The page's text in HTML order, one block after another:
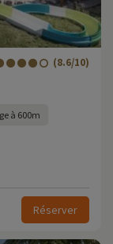
(8.6/10)
à 600m
Réserver